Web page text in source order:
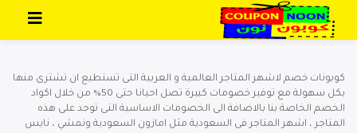
كوبونات خصم لاشهر المتاجر العالمية و العربية التى تستطيع ان تشترى منها
بكل سهولة مع توفير خصومات كبيرة تصل احيانا حتى 50% من خلال اكواد
الخصم الخاصة بنا بالاضافة الى الخصومات الاساسية التى توجد على هذه
المتاجر ، اشهر المتاجر فى السعودية مثل امازون السعودية ونمشي ، نايس